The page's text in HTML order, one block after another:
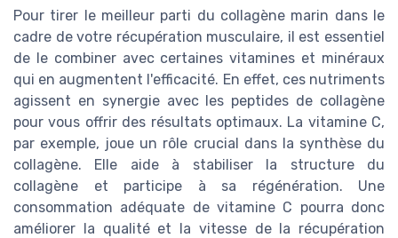
Pour tirer le meilleur parti du collagène marin dans le
cadre de votre récupération musculaire, il est essentiel
de le combiner avec certaines vitamines et minéraux
qui en augmentent l'efficacité. En effet, ces nutriments
agissent en synergie avec les peptides de collagène
pour vous offrir des résultats optimaux. La vitamine C,
par exemple, joue un rôle crucial dans la synthèse du
collagène. Elle aide à stabiliser la structure du
collagène et participe à sa régénération. Une
consommation adéquate de vitamine C pourra donc
améliorer la qualité et la vitesse de la récupération